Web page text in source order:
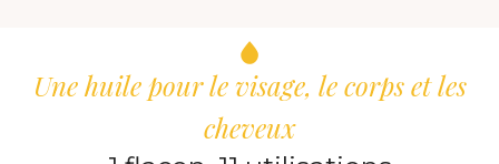
Une huile pour le visage, le corps et les
cheveux